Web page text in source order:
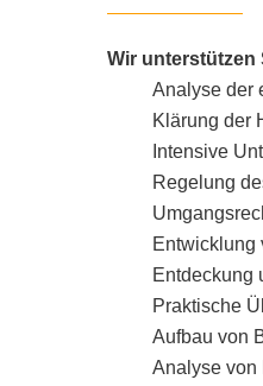
Wir unterstützen
Analyse der
Klärung der
Intensive
Regelung
Entwicklung
Entdeckung
Praktische
Aufbau von
Analyse von